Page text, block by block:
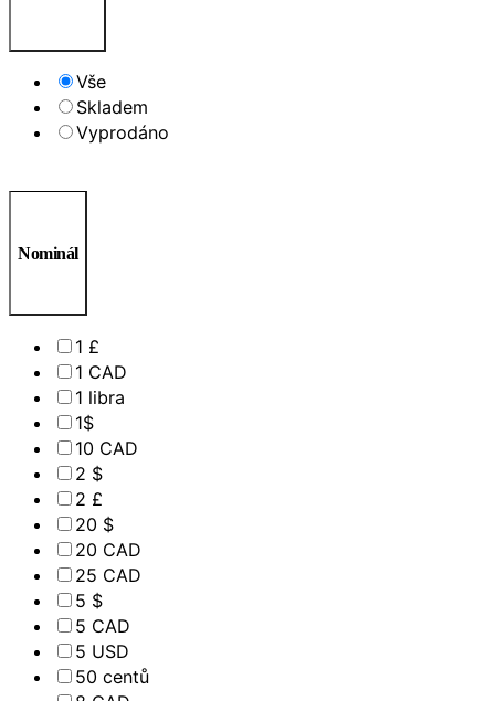
Vše
Skladem
Vyprodáno
Nominál
1 £
1 CAD
1 libra
1$
10 CAD
2 $
2 £
20 $
20 CAD
25 CAD
5 $
5 CAD
5 USD
50 centů